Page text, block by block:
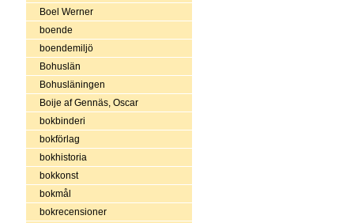
Boel Werner
boende
boendemiljö
Bohuslän
Bohusläningen
Boije af Gennäs, Oscar
bokbinderi
bokförlag
bokhistoria
bokkonst
bokmål
bokrecensioner